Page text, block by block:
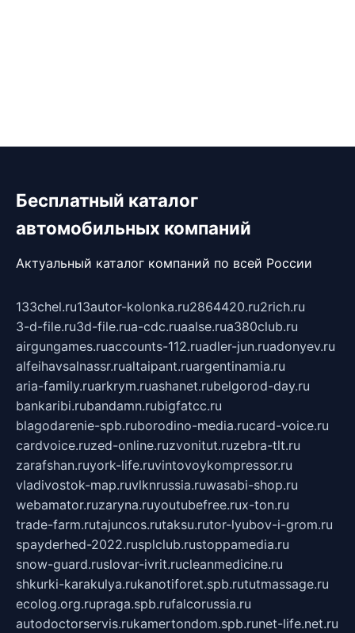
Бесплатный каталог
автомобильных компаний
Актуальный каталог компаний по всей России
133chel.ru13autor-kolonka.ru2864420.ru2rich.ru
3-d-file.ru3d-file.rua-cdc.ruaalse.rua380club.ru
airgungames.ruaccounts-112.ruadler-jun.ruadonyev.ru
alfeihavsalnassr.rualtaipant.ruargentinamia.ru
aria-family.ruarkrym.ruashanet.rubelgorod-day.ru
bankaribi.rubandamn.rubigfatcc.ru
blagodarenie-spb.ruborodino-media.rucard-voice.ru
cardvoice.ruzed-online.ruzvonitut.ruzebra-tlt.ru
zarafshan.ruyork-life.ruvintovoykompressor.ru
vladivostok-map.ruvlknrussia.ruwasabi-shop.ru
webamator.ruzaryna.ruyoutubefree.rux-ton.ru
trade-farm.rutajuncos.rutaksu.rutor-lyubov-i-grom.ru
spayderhed-2022.rusplclub.rustoppamedia.ru
snow-guard.ruslovar-ivrit.rucleanmedicine.ru
shkurki-karakulya.rukanotiforet.spb.rututmassage.ru
ecolog.org.rupraga.spb.rufalcorussia.ru
autodoctorservis.rukamertondom.spb.runet-life.net.ru